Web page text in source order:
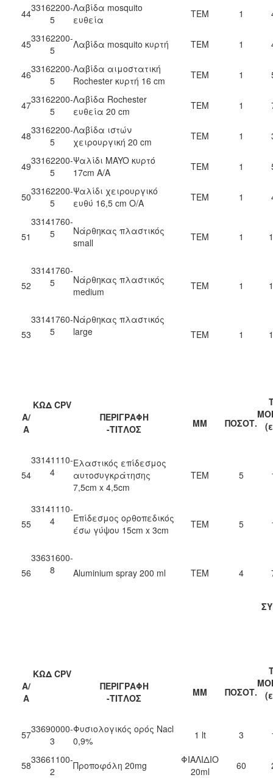
4433162200-
5
Λαβίδα mosquito
ευθεία
ΤΕΜ 1
4533162200-
5
Λαβίδα mosquito κυρτή ΤΕΜ 1
4633162200-
5
Λαβίδα αιμοστατική
Rochester κυρτή 16 cm
ΤΕΜ 1
4733162200-
5
Λαβίδα Rochester
ευθεία 20 cm
ΤΕΜ 1
4833162200-
5
Λαβίδα ιστών
χειρουργική 20 cm
ΤΕΜ 1
4933162200-
5
Ψαλίδι MAYO κυρτό
17cm Α/Α
ΤΕΜ 1
5033162200-
5
Ψαλίδι χειρουργικό
ευθύ 16,5 cm O/A
ΤΕΜ 1
51
33141760-
5
Νάρθηκας πλαστικός
small
ΤΕΜ 1
52
33141760-
5
Νάρθηκας πλαστικός
medium
ΤΕΜ 1
53
33141760-
5
Νάρθηκας πλαστικός
large
ΤΕΜ 1
Α/
Α
ΚΩΔ CPV
ΠΕΡΙΓΡΑΦΗ
-ΤΙΤΛΟΣ
ΜΜ ΠΟΣΟΤ.
54
33141110-
4
Ελαστικός επίδεσμος
αυτοσυγκράτησης
7,5cm x 4,5cm
ΤΕΜ 5
55
33141110-
4
Επίδεσμος ορθοπεδικός
έσω γύψου 15cm x 3cm
ΤΕΜ 5
56
33631600-
8
Aluminium spray 200 ml ΤΕΜ 4
Α/
Α
ΚΩΔ CPV
ΠΕΡΙΓΡΑΦΗ
-ΤΙΤΛΟΣ
ΜΜ ΠΟΣΟΤ.
5733690000-
3
Φυσιολογικός ορός Nacl
0,9%
1 lt 3
5833661100-
2
Προποφόλη 20mg
ΦΙΑΛΙΔΙΟ
20ml
60